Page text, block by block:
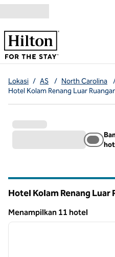
Lompati ke Konten
Lokasi / AS / North Carolina
Hotel Kolam Renang Luar
Hotel Kolam Renang
Menampilkan 11 hotel
Menampilkan 11 hotel
1 dari 12